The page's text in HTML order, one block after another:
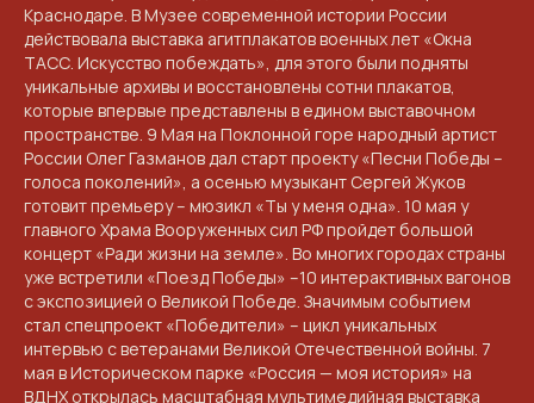
Краснодаре. В Музее современной истории России
действовала выставка агитплакатов военных лет «Окна
ТАСС. Искусство побеждать», для этого были подняты
уникальные архивы и восстановлены сотни плакатов,
которые впервые представлены в едином выставочном
пространстве. 9 Мая на Поклонной горе народный артист
России Олег Газманов дал старт проекту «Песни Победы –
голоса поколений», а осенью музыкант Сергей Жуков
готовит премьеру – мюзикл «Ты у меня одна». 10 мая у
главного Храма Вооруженных сил РФ пройдет большой
концерт «Ради жизни на земле». Во многих городах страны
уже встретили «Поезд Победы» –10 интерактивных вагонов
с экспозицией о Великой Победе. Значимым событием
стал спецпроект «Победители» – цикл уникальных
интервью с ветеранами Великой Отечественной войны. 7
мая в Историческом парке «Россия — моя история» на
ВДНХ открылась масштабная мультимедийная выставка
КОНТАКТЫ
ПРИГЛАШАЕМ ВАС